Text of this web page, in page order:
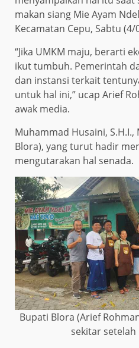
makan siang Mie Ayam
Kecamatan Cepu, Sabtu (4/
“Jika UMKM maju, berarti
ikut tumbuh. Pemerintah
dan instansi terkait
untuk hal ini,” ucap Arief
awak media.
Muhammad Husaini, S.H.I.,
Blora), yang turut hadir
mengutarakan hal senada.
Bupati Blora (Arief
sekitar setelah